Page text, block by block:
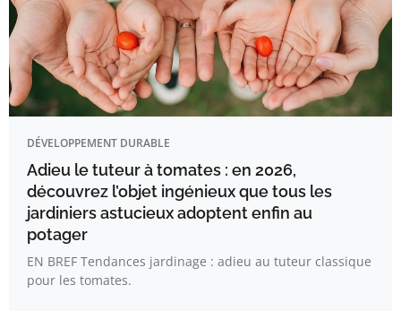
DÉVELOPPEMENT DURABLE
Adieu le tuteur à tomates : en 2026,
découvrez l’objet ingénieux que tous les
jardiniers astucieux adoptent enfin au
potager
EN BREF Tendances jardinage : adieu au tuteur classique
pour les tomates.